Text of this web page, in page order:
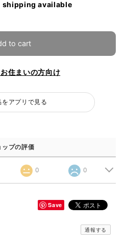
available
to cart
住まいの方向け
をアプリで見る
ップの評価
0 0
Save
通報する